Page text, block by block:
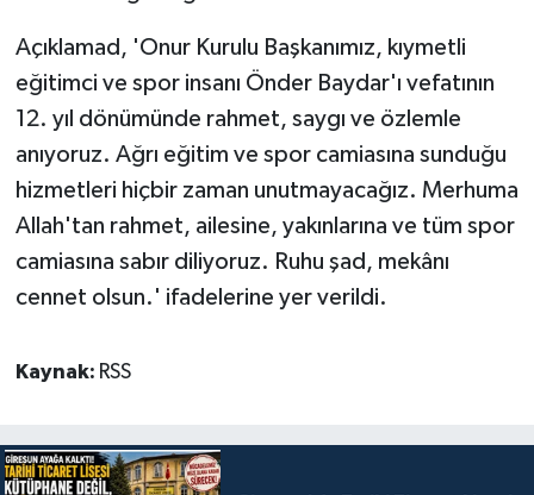
Açıklamad, 'Onur Kurulu Başkanımız, kıymetli
eğitimci ve spor insanı Önder Baydar'ı vefatının
12. yıl dönümünde rahmet, saygı ve özlemle
anıyoruz. Ağrı eğitim ve spor camiasına sunduğu
hizmetleri hiçbir zaman unutmayacağız. Merhuma
Allah'tan rahmet, ailesine, yakınlarına ve tüm spor
camiasına sabır diliyoruz. Ruhu şad, mekânı
cennet olsun.' ifadelerine yer verildi.
Kaynak: RSS